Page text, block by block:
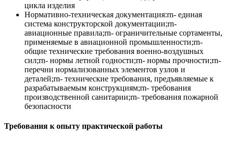
цикла изделия
Нормативно-техническая документация:rn- единая
система конструкторской документации;rn-
авиационные правила;rn- ограничительные сортаменты,
применяемые в авиационной промышленности;rn-
общие технические требования военно-воздушных
сил;rn- нормы летной годности;rn- нормы прочности;rn-
перечни нормализованных элементов узлов и
деталей;rn- технические требования, предъявляемые к
разрабатываемым конструкциям;rn- требования
производственной санитарии;rn- требования пожарной
безопасности
Требования к опыту практической работы